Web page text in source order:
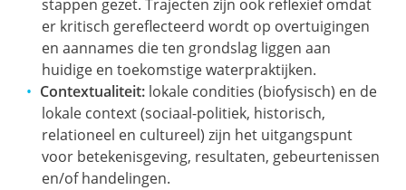
stappen gezet. Trajecten zijn ook reflexief omdat
er kritisch gereflecteerd wordt op overtuigingen
en aannames die ten grondslag liggen aan
huidige en toekomstige waterpraktijken.
Contextualiteit: lokale condities (biofysisch) en de
lokale context (sociaal-politiek, historisch,
relationeel en cultureel) zijn het uitgangspunt
voor betekenisgeving, resultaten, gebeurtenissen
en/of handelingen.